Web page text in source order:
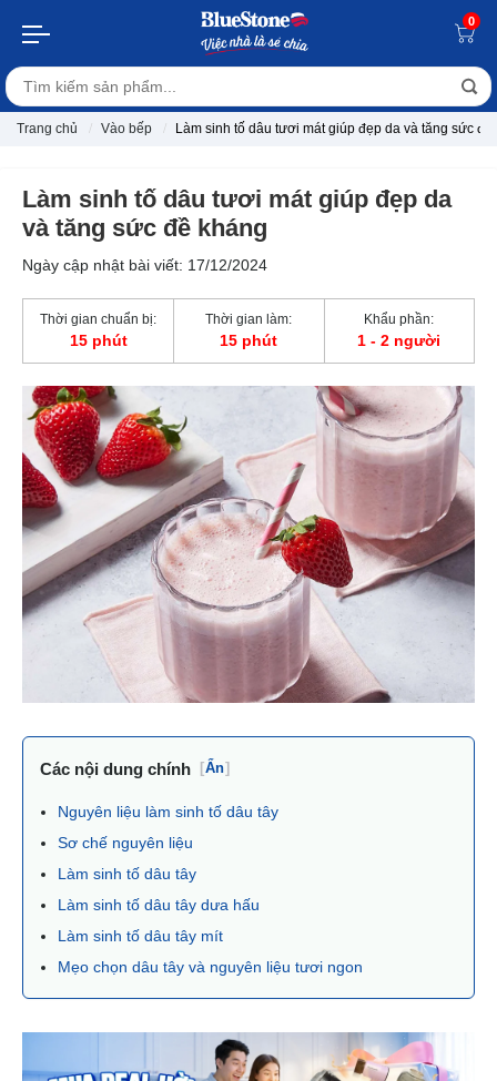
0
Trang chủ Vào bếp Làm sinh tố dâu tươi mát giúp đẹp da và tăng sức đề
Làm sinh tố dâu tươi mát giúp đẹp da
và tăng sức đề kháng
Ngày cập nhật bài viết: 17/12/2024
Thời gian chuẩn bị:
15 phút
Thời gian làm:
15 phút
Khẩu phần:
1 - 2 người
Các nội dung chính [Ẩn]
Nguyên liệu làm sinh tố dâu tây
Sơ chế nguyên liệu
Làm sinh tố dâu tây
Làm sinh tố dâu tây dưa hấu
Làm sinh tố dâu tây mít
Mẹo chọn dâu tây và nguyên liệu tươi ngon